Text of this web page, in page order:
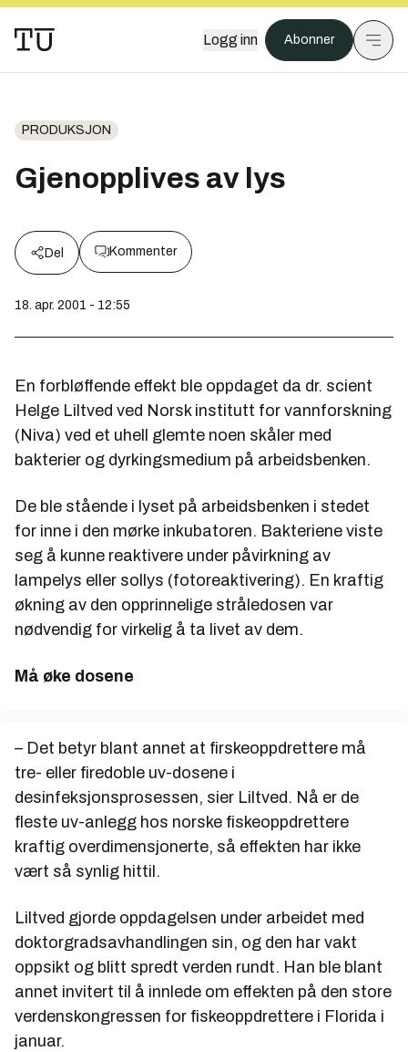
Logg inn Abonner
PRODUKSJON
Gjenopplives av lys
Del Kommenter
18. apr. 2001 - 12:55
En forbløffende effekt ble oppdaget da dr. scient
Helge Liltved ved Norsk institutt for vannforskning
(Niva) ved et uhell glemte noen skåler med
bakterier og dyrkingsmedium på arbeidsbenken.
De ble stående i lyset på arbeidsbenken i stedet
for inne i den mørke inkubatoren. Bakteriene viste
seg å kunne reaktivere under påvirkning av
lampelys eller sollys (fotoreaktivering). En kraftig
økning av den opprinnelige stråledosen var
nødvendig for virkelig å ta livet av dem.
Må øke dosene
– Det betyr blant annet at firskeoppdrettere må
tre- eller firedoble uv-dosene i
desinfeksjonsprosessen, sier Liltved. Nå er de
fleste uv-anlegg hos norske fiskeoppdrettere
kraftig overdimensjonerte, så effekten har ikke
vært så synlig hittil.
Liltved gjorde oppdagelsen under arbeidet med
doktorgradsavhandlingen sin, og den har vakt
oppsikt og blitt spredt verden rundt. Han ble blant
annet invitert til å innlede om effekten på den store
verdenskongressen for fiskeoppdrettere i Florida i
januar.